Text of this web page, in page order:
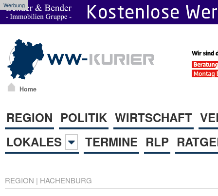
Werbung
Home
REGION POLITIK WIRTSCHAFT
LOKALES
TERMINE RLP
REGION | HACHENBURG